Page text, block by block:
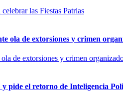
ola de extorsiones y crimen
y pide el retorno de Inteligencia